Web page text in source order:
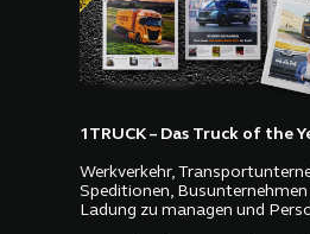
1TRUCK – Das Truck of the
Werkverkehr,
Speditionen, Busunternehmen
Ladung zu managen und